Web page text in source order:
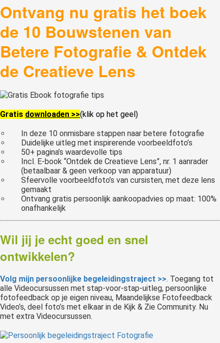
Ontvang nu gratis het boek
de 10 Bouwstenen van
Betere Fotografie & Ontdek
de Creatieve Lens
Gratis downloaden >>(klik op het geel)
In deze 10 onmisbare stappen naar betere fotografie
Duidelijke uitleg met inspirerende voorbeeldfoto’s
50+ pagina’s waardevolle tips
Incl. E-book “Ontdek de Creatieve Lens”, nr. 1 aanrader
(betaalbaar & geen verkoop van apparatuur)
Sfeervolle voorbeeldfoto’s van cursisten, met deze lens
gemaakt
Ontvang gratis persoonlijk aankoopadvies op maat: 100%
onafhankelijk
Wil jij je echt goed en snel
ontwikkelen?
Volg mijn persoonlijke begeleidingstraject >>. Toegang tot
alle Videocursussen met stap-voor-stap-uitleg, persoonlijke
fotofeedback op je eigen niveau, Maandelijkse Fotofeedback
Video’s, deel foto’s met elkaar in de Kijk & Zie Community. Nu
met extra Videocursussen.